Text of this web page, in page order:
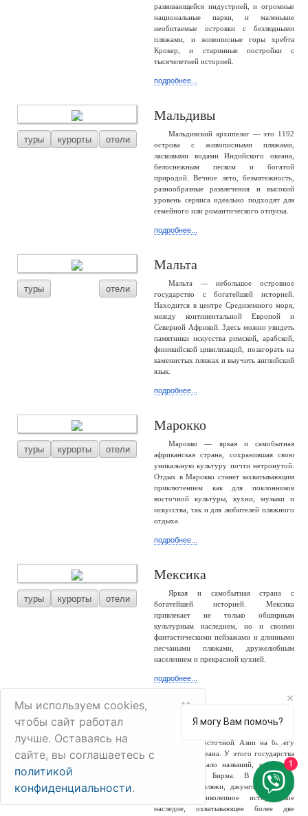
развивающейся индустрией, и огромные
национальные парки, и маленькие
необитаемые островки с безлюдными
пляжами, и живописные горы хребта
Крокер, и старинные постройки с
тысячелетней историей.
подробнее...
туры курорты отели
Мальдивы
Мальдивский архипелаг — это 1192
острова с живописными пляжами,
ласковыми водами Индийского океана,
белоснежным песком и богатой
природой. Вечное лето, безмятежность,
разнообразные развлечения и высокий
уровень сервиса идеально подходят для
семейного или романтического отпуска.
подробнее...
туры отели
Мальта
Мальта — небольшое островное
государство с богатейшей историей.
Находится в центре Средиземного моря,
между континентальной Европой и
Северной Африкой. Здесь можно увидеть
памятники искусства римской, арабской,
финикийской цивилизаций, позагорать на
каменистых пляжах и выучить английский
язык.
подробнее...
туры курорты отели
Марокко
Марокко — яркая и самобытная
африканская страна, сохранившая свою
уникальную культуру почти нетронутой.
Отдых в Марокко станет захватывающим
приключением как для поклонников
восточной культуры, кухни, музыки и
искусства, так и для любителей пляжного
отдыха.
подробнее...
туры курорты отели
Мексика
Яркая и самобытная страна с
богатейшей историей. Мексика
привлекает не только обширным
культурным наследием, но и своими
фантастическими пейзажами и длинными
песчаными пляжами, дружелюбным
населением и прекрасной кухней.
подробнее...
туры отели
страна Юго-Восточной Азии на берегу
Индийского океана. У этого государства
сменилось немало названий, россиянам
известно как Бирма. В стране –
белоснежные пляжи, джунгли, снежные
горы и великолепное историческое
наследие, охватывающее более две
Мы используем cookies,
чтобы сайт работал
лучше. Оставаясь на
сайте, вы соглашаетесь с
политикой
конфиденциальности.
×
Я могу Вам помочь?
1